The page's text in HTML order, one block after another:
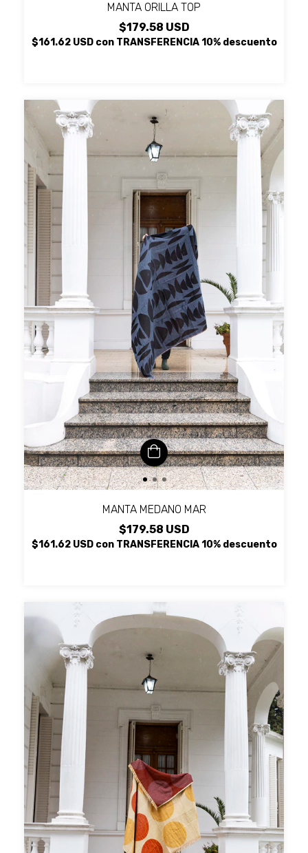
MANTA ORILLA TOP
$179.58 USD
$161.62 USD con TRANSFERENCIA 10% descuento
MANTA MEDANO MAR
$179.58 USD
$161.62 USD con TRANSFERENCIA 10% descuento